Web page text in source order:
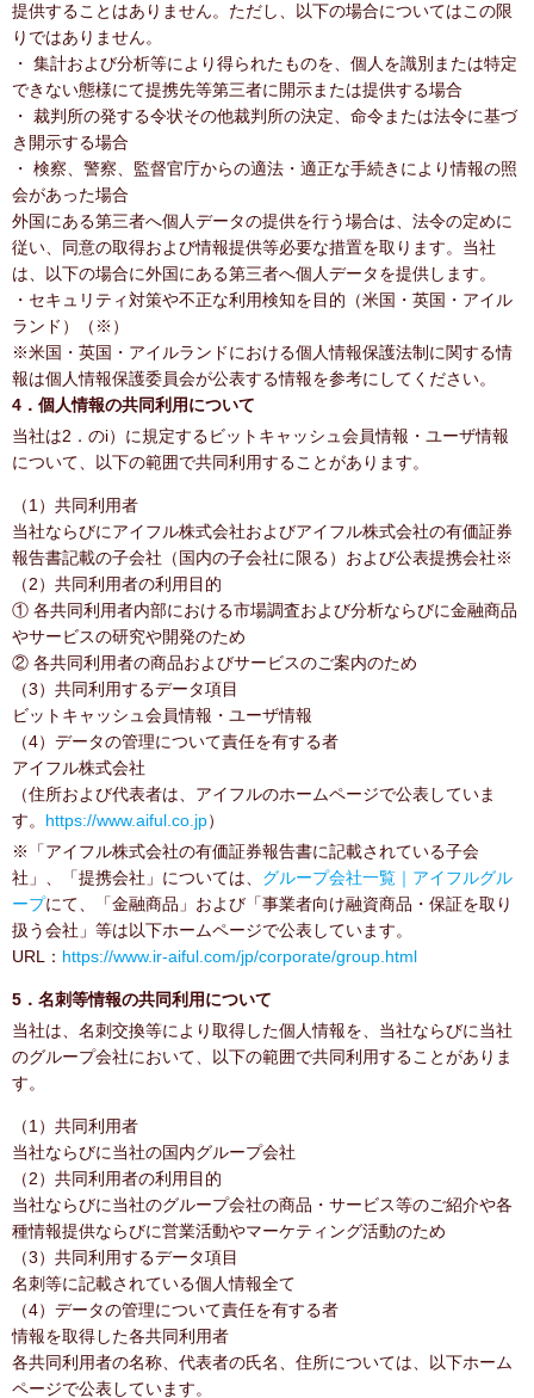
提供することはありません。ただし、以下の場合についてはこの限
りではありません。
・ 集計および分析等により得られたものを、個人を識別または特定
できない態様にて提携先等第三者に開示または提供する場合
・ 裁判所の発する令状その他裁判所の決定、命令または法令に基づ
き開示する場合
・ 検察、警察、監督官庁からの適法・適正な手続きにより情報の照
会があった場合
外国にある第三者へ個人データの提供を行う場合は、法令の定めに
従い、同意の取得および情報提供等必要な措置を取ります。当社
は、以下の場合に外国にある第三者へ個人データを提供します。
・セキュリティ対策や不正な利用検知を目的（米国・英国・アイル
ランド）（※）
※米国・英国・アイルランドにおける個人情報保護法制に関する情
報は個人情報保護委員会が公表する情報を参考にしてください。
4．個人情報の共同利用について
当社は2．のi）に規定するビットキャッシュ会員情報・ユーザ情報
について、以下の範囲で共同利用することがあります。
（1）共同利用者
当社ならびにアイフル株式会社およびアイフル株式会社の有価証券
報告書記載の子会社（国内の子会社に限る）および公表提携会社※
（2）共同利用者の利用目的
① 各共同利用者内部における市場調査および分析ならびに金融商品
やサービスの研究や開発のため
② 各共同利用者の商品およびサービスのご案内のため
（3）共同利用するデータ項目
ビットキャッシュ会員情報・ユーザ情報
（4）データの管理について責任を有する者
アイフル株式会社
（住所および代表者は、アイフルのホームページで公表していま
す。 https://www.aiful.co.jp）
※「アイフル株式会社の有価証券報告書に記載されている子会
社」、「提携会社」については、 グループ会社一覧｜アイフルグル
ープにて、「金融商品」および「事業者向け融資商品・保証を取り
扱う会社」等は以下ホームページで公表しています。
URL： https://www.ir-aiful.com/jp/corporate/group.html
5．名刺等情報の共同利用について
当社は、名刺交換等により取得した個人情報を、当社ならびに当社
のグループ会社において、以下の範囲で共同利用することがありま
す。
（1）共同利用者
当社ならびに当社の国内グループ会社
（2）共同利用者の利用目的
当社ならびに当社のグループ会社の商品・サービス等のご紹介や各
種情報提供ならびに営業活動やマーケティング活動のため
（3）共同利用するデータ項目
名刺等に記載されている個人情報全て
（4）データの管理について責任を有する者
情報を取得した各共同利用者
各共同利用者の名称、代表者の氏名、住所については、以下ホーム
ページで公表しています。